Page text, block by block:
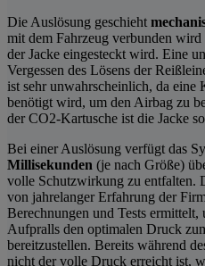
Die Auslösung geschieht
mit dem Fahrzeug verbunden
der Jacke eingesteckt wird. Eine
Vergessen des Lösens der
ist sehr unwahrscheinlich, da
benötigt wird, um den Airbag zu
der CO2-Kartusche ist die Jacke
Bei einer Auslösung verfügt das
Millisekunden (je nach Größe)
volle Schutzwirkung zu entfalten.
von jahrelanger Erfahrung der
Berechnungen und Tests
Aufpralls den optimalen Druck
bereitzustellen. Bereits während
nicht der volle Druck erreicht ist,